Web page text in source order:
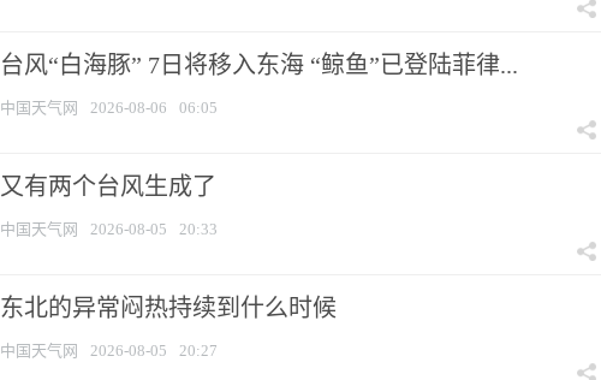
台风“白海豚” 7日将移入东海 “鲸鱼”已登陆菲律...
中国天气网 2026-08-06 06:05
又有两个台风生成了
中国天气网 2026-08-05 20:33
东北的异常闷热持续到什么时候
中国天气网 2026-08-05 20:27